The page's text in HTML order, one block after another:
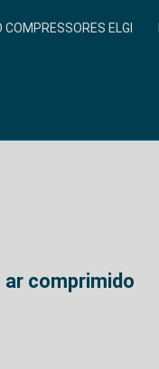
ELGI
ar comprimido